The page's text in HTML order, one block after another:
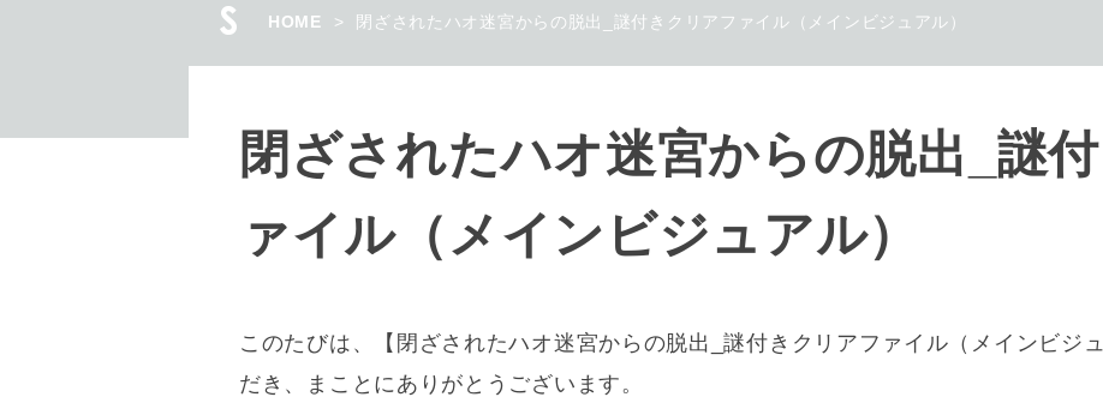
HOME > 閉ざされたハオ迷宮からの脱出_謎付きクリアファイル（メインビジュアル）
閉ざされたハオ迷宮からの脱出_謎
ァイル（メインビジュアル）
このたびは、【閉ざされたハオ迷宮からの脱出_謎付きクリアファイル（メインビジ
だき、まことにありがとうございます。